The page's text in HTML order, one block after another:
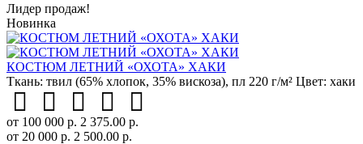
Лидер продаж!
Новинка
КОСТЮМ ЛЕТНИЙ «ОХОТА» ХАКИ
Ткань: твил (65% хлопок, 35% вискоза), пл 220 г/м² Цвет: хаки
от 100 000 р. 2 375.00 р.
от 20 000 р. 2 500.00 р.